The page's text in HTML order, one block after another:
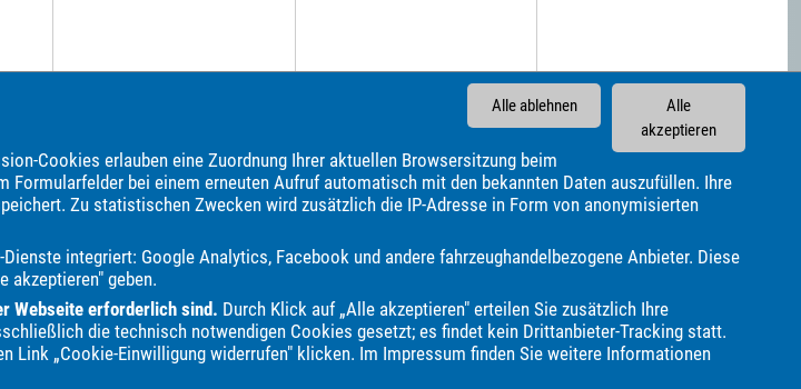
Alle
akzeptieren
Alle ablehnen
Cookies erlauben eine Zuordnung Ihrer aktuellen Browsersitzung beim
bei einem erneuten Aufruf automatisch mit den bekannten Daten auszufüllen. Ihre
Zu statistischen Zwecken wird zusätzlich die IP-Adresse in Form von anonymisierten
integriert: Google Analytics, Facebook und andere fahrzeughandelbezogene Anbieter. Diese
akzeptieren" geben.
Webseite erforderlich sind. Durch Klick auf „Alle akzeptieren" erteilen Sie zusätzlich Ihre
die technisch notwendigen Cookies gesetzt; es findet kein Drittanbieter-Tracking statt.
Link „Cookie-Einwilligung widerrufen" klicken. Im Impressum finden Sie weitere Informationen
Neuwagen folgender Automarken an:
Carthago Chausson Chevrolet Citroën Cupra DAF DFSK
DS Automobiles
Iveco Jaguar
Nissan Opel Ora Peugeot Polestar Porsche Pössl Renault Seat
Skoda
e.GO